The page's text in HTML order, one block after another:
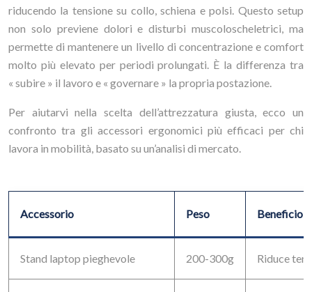
riducendo la tensione su collo, schiena e polsi. Questo setup
non solo previene dolori e disturbi muscoloscheletrici, ma
permette di mantenere un livello di concentrazione e comfort
molto più elevato per periodi prolungati. È la differenza tra
« subire » il lavoro e « governare » la propria postazione.
Per aiutarvi nella scelta dell’attrezzatura giusta, ecco un
confronto tra gli accessori ergonomici più efficaci per chi
lavora in mobilità, basato su un’analisi di mercato.
Accessorio Peso Beneficio
Stand laptop pieghevole 200-300g Riduce